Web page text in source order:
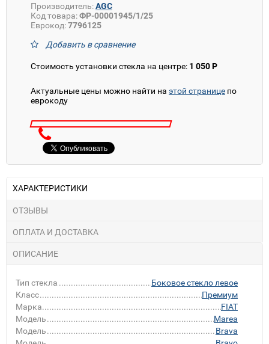
Производитель:AGC
Код товара:ФР-00001945/1/25
Еврокод:7796125
Добавить в сравнение
Стоимость установки стекла на центре: 1 050 Р
Актуальные цены можно найти на этой странице по
еврокоду
ХАРАКТЕРИСТИКИ
ОТЗЫВЫ
ОПЛАТА И ДОСТАВКА
ОПИСАНИЕ
Тип стекла
Боковое стекло левое
Класс
Премиум
Марка
FIAT
Модель
Marea
Модель
Brava